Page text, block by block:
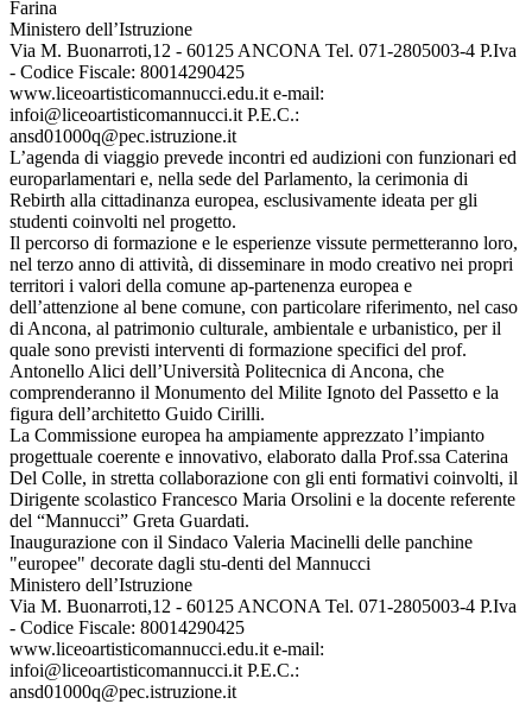
Farina
Ministero dell’Istruzione
Via M. Buonarroti,12 - 60125 ANCONA Tel. 071-2805003-4 P.Iva
- Codice Fiscale: 80014290425
www.liceoartisticomannucci.edu.it e-mail:
infoi@liceoartisticomannucci.it P.E.C.:
ansd01000q@pec.istruzione.it
L’agenda di viaggio prevede incontri ed audizioni con funzionari ed
europarlamentari e, nella sede del Parlamento, la cerimonia di
Rebirth alla cittadinanza europea, esclusivamente ideata per gli
studenti coinvolti nel progetto.
Il percorso di formazione e le esperienze vissute permetteranno loro,
nel terzo anno di attività, di disseminare in modo creativo nei propri
territori i valori della comune ap-partenenza europea e
dell’attenzione al bene comune, con particolare riferimento, nel caso
di Ancona, al patrimonio culturale, ambientale e urbanistico, per il
quale sono previsti interventi di formazione specifici del prof.
Antonello Alici dell’Università Politecnica di Ancona, che
comprenderanno il Monumento del Milite Ignoto del Passetto e la
figura dell’architetto Guido Cirilli.
La Commissione europea ha ampiamente apprezzato l’impianto
progettuale coerente e innovativo, elaborato dalla Prof.ssa Caterina
Del Colle, in stretta collaborazione con gli enti formativi coinvolti, il
Dirigente scolastico Francesco Maria Orsolini e la docente referente
del “Mannucci” Greta Guardati.
Inaugurazione con il Sindaco Valeria Macinelli delle panchine
"europee" decorate dagli stu-denti del Mannucci
Ministero dell’Istruzione
Via M. Buonarroti,12 - 60125 ANCONA Tel. 071-2805003-4 P.Iva
- Codice Fiscale: 80014290425
www.liceoartisticomannucci.edu.it e-mail:
infoi@liceoartisticomannucci.it P.E.C.:
ansd01000q@pec.istruzione.it